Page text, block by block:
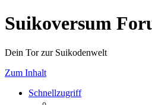
Suikoversum
Dein Tor zur Suikodenwelt
Zum Inhalt
Schnellzugriff